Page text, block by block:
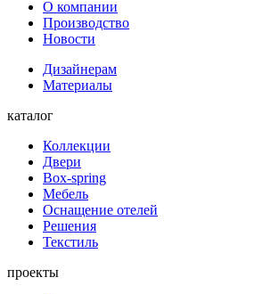
О компании
Производство
Новости
Дизайнерам
Материалы
каталог
Коллекции
Двери
Box-spring
Мебель
Оснащение отелей
Решения
Текстиль
проекты